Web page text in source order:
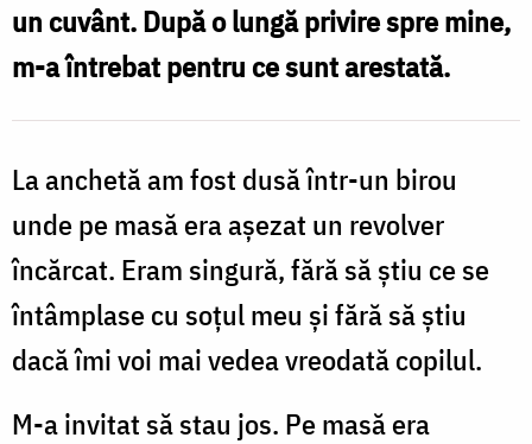
un cuvânt. După o lungă privire spre mine,
m-a întrebat pentru ce sunt arestată.
La anchetă am fost dusă într-un birou
unde pe masă era aşezat un revolver
încărcat. Eram singură, fără să ştiu ce se
întâmplase cu soţul meu şi fără să ştiu
dacă îmi voi mai vedea vreodată copilul.
M-a invitat să stau jos. Pe masă era